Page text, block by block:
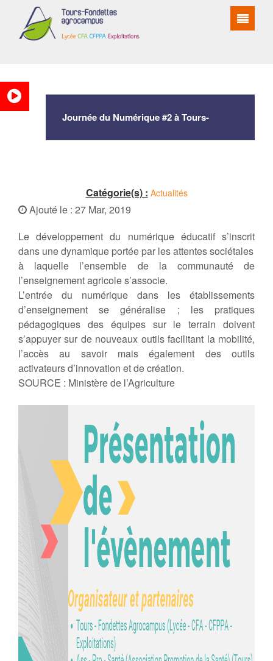
Journée du Numérique #2 à Tours-
Catégorie(s) : Actualités
Ajouté le : 27 Mar, 2019
Le développement du numérique éducatif s’inscrit
dans une dynamique portée par les attentes sociétales
à laquelle l’ensemble de la communauté de
l’enseignement agricole s’associe.
L’entrée du numérique dans les établissements
d’enseignement se généralise ; les pratiques
pédagogiques des équipes sur le terrain doivent
s’appuyer sur de nouveaux outils facilitant la mobilité,
l’accès au savoir mais également des outils
activateurs d’innovation et de création.
SOURCE : Ministère de l’Agriculture